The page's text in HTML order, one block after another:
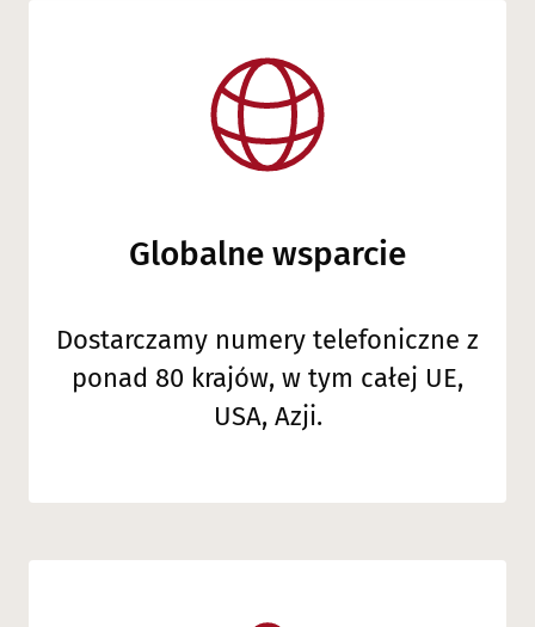
Globalne wsparcie
Dostarczamy numery telefoniczne z
ponad 80 krajów, w tym całej UE,
USA, Azji.